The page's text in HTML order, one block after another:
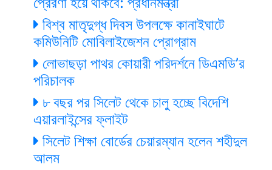
বিশ্ব মাতৃদুগ্ধ দিবস উপলক্ষে কানাইঘাটে
কমিউনিটি মোবিলাইজেশন প্রোগ্রাম
লোভাছড়া পাথর কোয়ারী পরিদর্শনে ডিএমডি’র
পরিচালক
৮ বছর পর সিলেট থেকে চালু হচ্ছে বিদেশি
এয়ারলাইন্সের ফ্লাইট
সিলেট শিক্ষা বোর্ডের চেয়ারম্যান হলেন শহীদুল
আলম